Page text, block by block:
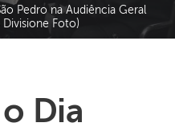
Pedro na Audiência Geral
Divisione Foto)
Dia